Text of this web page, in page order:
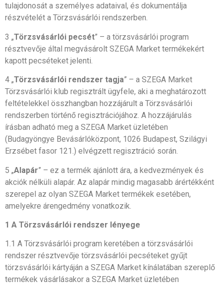
tulajdonosát a személyes adataival, és dokumentálja
részvételét a Törzsvásárlói rendszerben.
3 „Törzsvásárlói pecsét” – a törzsvásárlói program
résztvevője által megvásárolt SZEGA Market termékekért
kapott pecséteket jelenti.
4 „Törzsvásárlói rendszer tagja” – a SZEGA Market
Törzsvásárlói klub regisztrált ügyfele, aki a meghatározott
feltételekkel összhangban hozzájárult a Törzsvásárlói
rendszerben történő regisztrációjához. A hozzájárulás
írásban adható meg a SZEGA Market üzletében
(Budagyöngye Bevásárlóközpont, 1026 Budapest, Szilágyi
Erzsébet fasor 121.) elvégzett regisztráció során.
5 „Alapár” – ez a termék ajánlott ára, a kedvezmények és
akciók nélküli alapár. Az alapár mindig magasabb árértékként
szerepel az olyan SZEGA Market termékek esetében,
amelyekre árengedmény vonatkozik.
1 A Törzsvásárlói rendszer lényege
1.1 A Törzsvásárlói program keretében a törzsvásárlói
rendszer résztvevője törzsvásárlói pecséteket gyűjt
törzsvásárlói kártyáján a SZEGA Market kínálatában szereplő
termékek vásárlásakor a SZEGA Market üzletében